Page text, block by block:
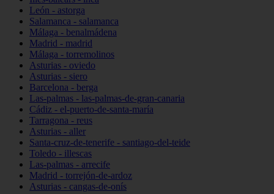
León - astorga
Salamanca - salamanca
Málaga - benalmádena
Madrid - madrid
Málaga - torremolinos
Asturias - oviedo
Asturias - siero
Barcelona - berga
Las-palmas - las-palmas-de-gran-canaria
Cádiz - el-puerto-de-santa-maría
Tarragona - reus
Asturias - aller
Santa-cruz-de-tenerife - santiago-del-teide
Toledo - illescas
Las-palmas - arrecife
Madrid - torrejón-de-ardoz
Asturias - cangas-de-onís